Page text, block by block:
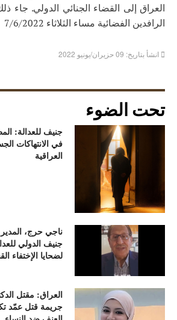
العراق إلى القضاء الجنائي الدولي. جاء
الرافدين الفضائية مساء الثلاثاء 7/6/2022
انشأ بتاريخ: 09 حزيران/يونيو 2022
تحت الضوء
جنيف للعدالة:
في الانتهاكات
العراقية
ناجي حرج، المدير
جنيف الدولي
لضحايا الإختفاء
العراق: مقتل
جريمة قتل عمّد